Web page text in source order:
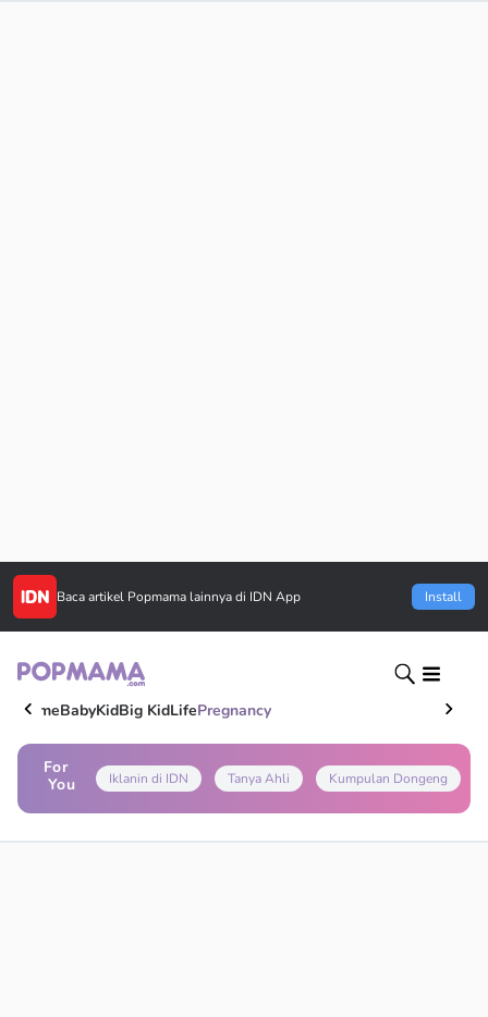
Baca artikel Popmama lainnya di IDN App Install
HomeBabyKidBig KidLifePregnancy
For
You
Iklanin di IDN Tanya Ahli Kumpulan Dongeng